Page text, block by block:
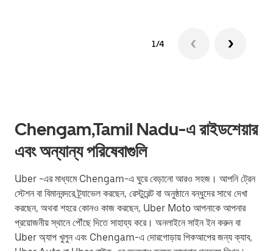
1/4
Chengam,Tamil Nadu-এ রাইডশেয়ার
এবং অন্যান্য পরিষেবাগুলি
Uber -এর মাধ্যমে Chengam-এ ঘুরে বেড়ানো আরও সহজ। আপনি ট্রেন
স্টেশন বা বিমানবন্দরে ট্র্যাভেল করছেন, রেস্টুরেন্ট বা অনুষ্ঠানে বন্ধুদের সাথে দেখা
করছেন, অথবা শহরে কোনও কাজ করছেন, Uber Moto আপনাকে আপনার
প্রয়োজনীয় স্থানে পৌঁছে দিতে সাহায্য করে। অনলাইনে সাইন ইন করুন বা
Uber অ্যাপ খুলুন এবং Chengam-এ দোরগোড়ায় পিকআপের জন্য ক্যাব,